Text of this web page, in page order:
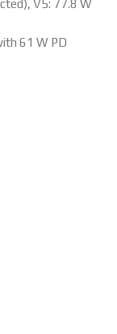
V5: 77.8 W
61 W PD